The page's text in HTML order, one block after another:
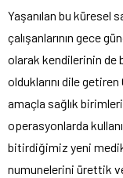
Yaşanılan bu küresel
çalışanlarının gece
olarak kendilerinin de
olduklarını dile
amaçla sağlık
operasyonlarda
bitirdiğimiz yeni
numunelerini ürettik